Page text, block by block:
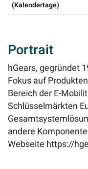
(Kalendertage)
Portrait
hGears, gegründet
Fokus auf
Bereich der E-
Schlüsselmärkten
andere
Webseite https://